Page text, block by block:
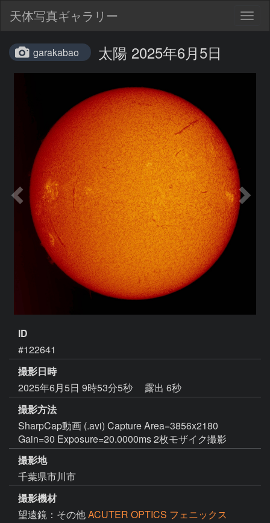
天体写真ギャラリー
garakabao 太陽 2025年6月5日
ID
#122641
撮影日時
2025年6月5日 9時53分5秒
露出 6秒
撮影方法
SharpCap動画 (.avi) Capture Area=3856x2180
Gain=30 Exposure=20.0000ms 2枚モザイク撮影
撮影地
千葉県市川市
撮影機材
望遠鏡：その他ACUTER OPTICS フェニックス